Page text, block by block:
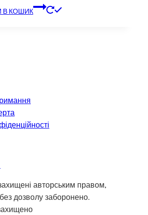
В КОШИК
авторським правом,
дозволу заборонено.